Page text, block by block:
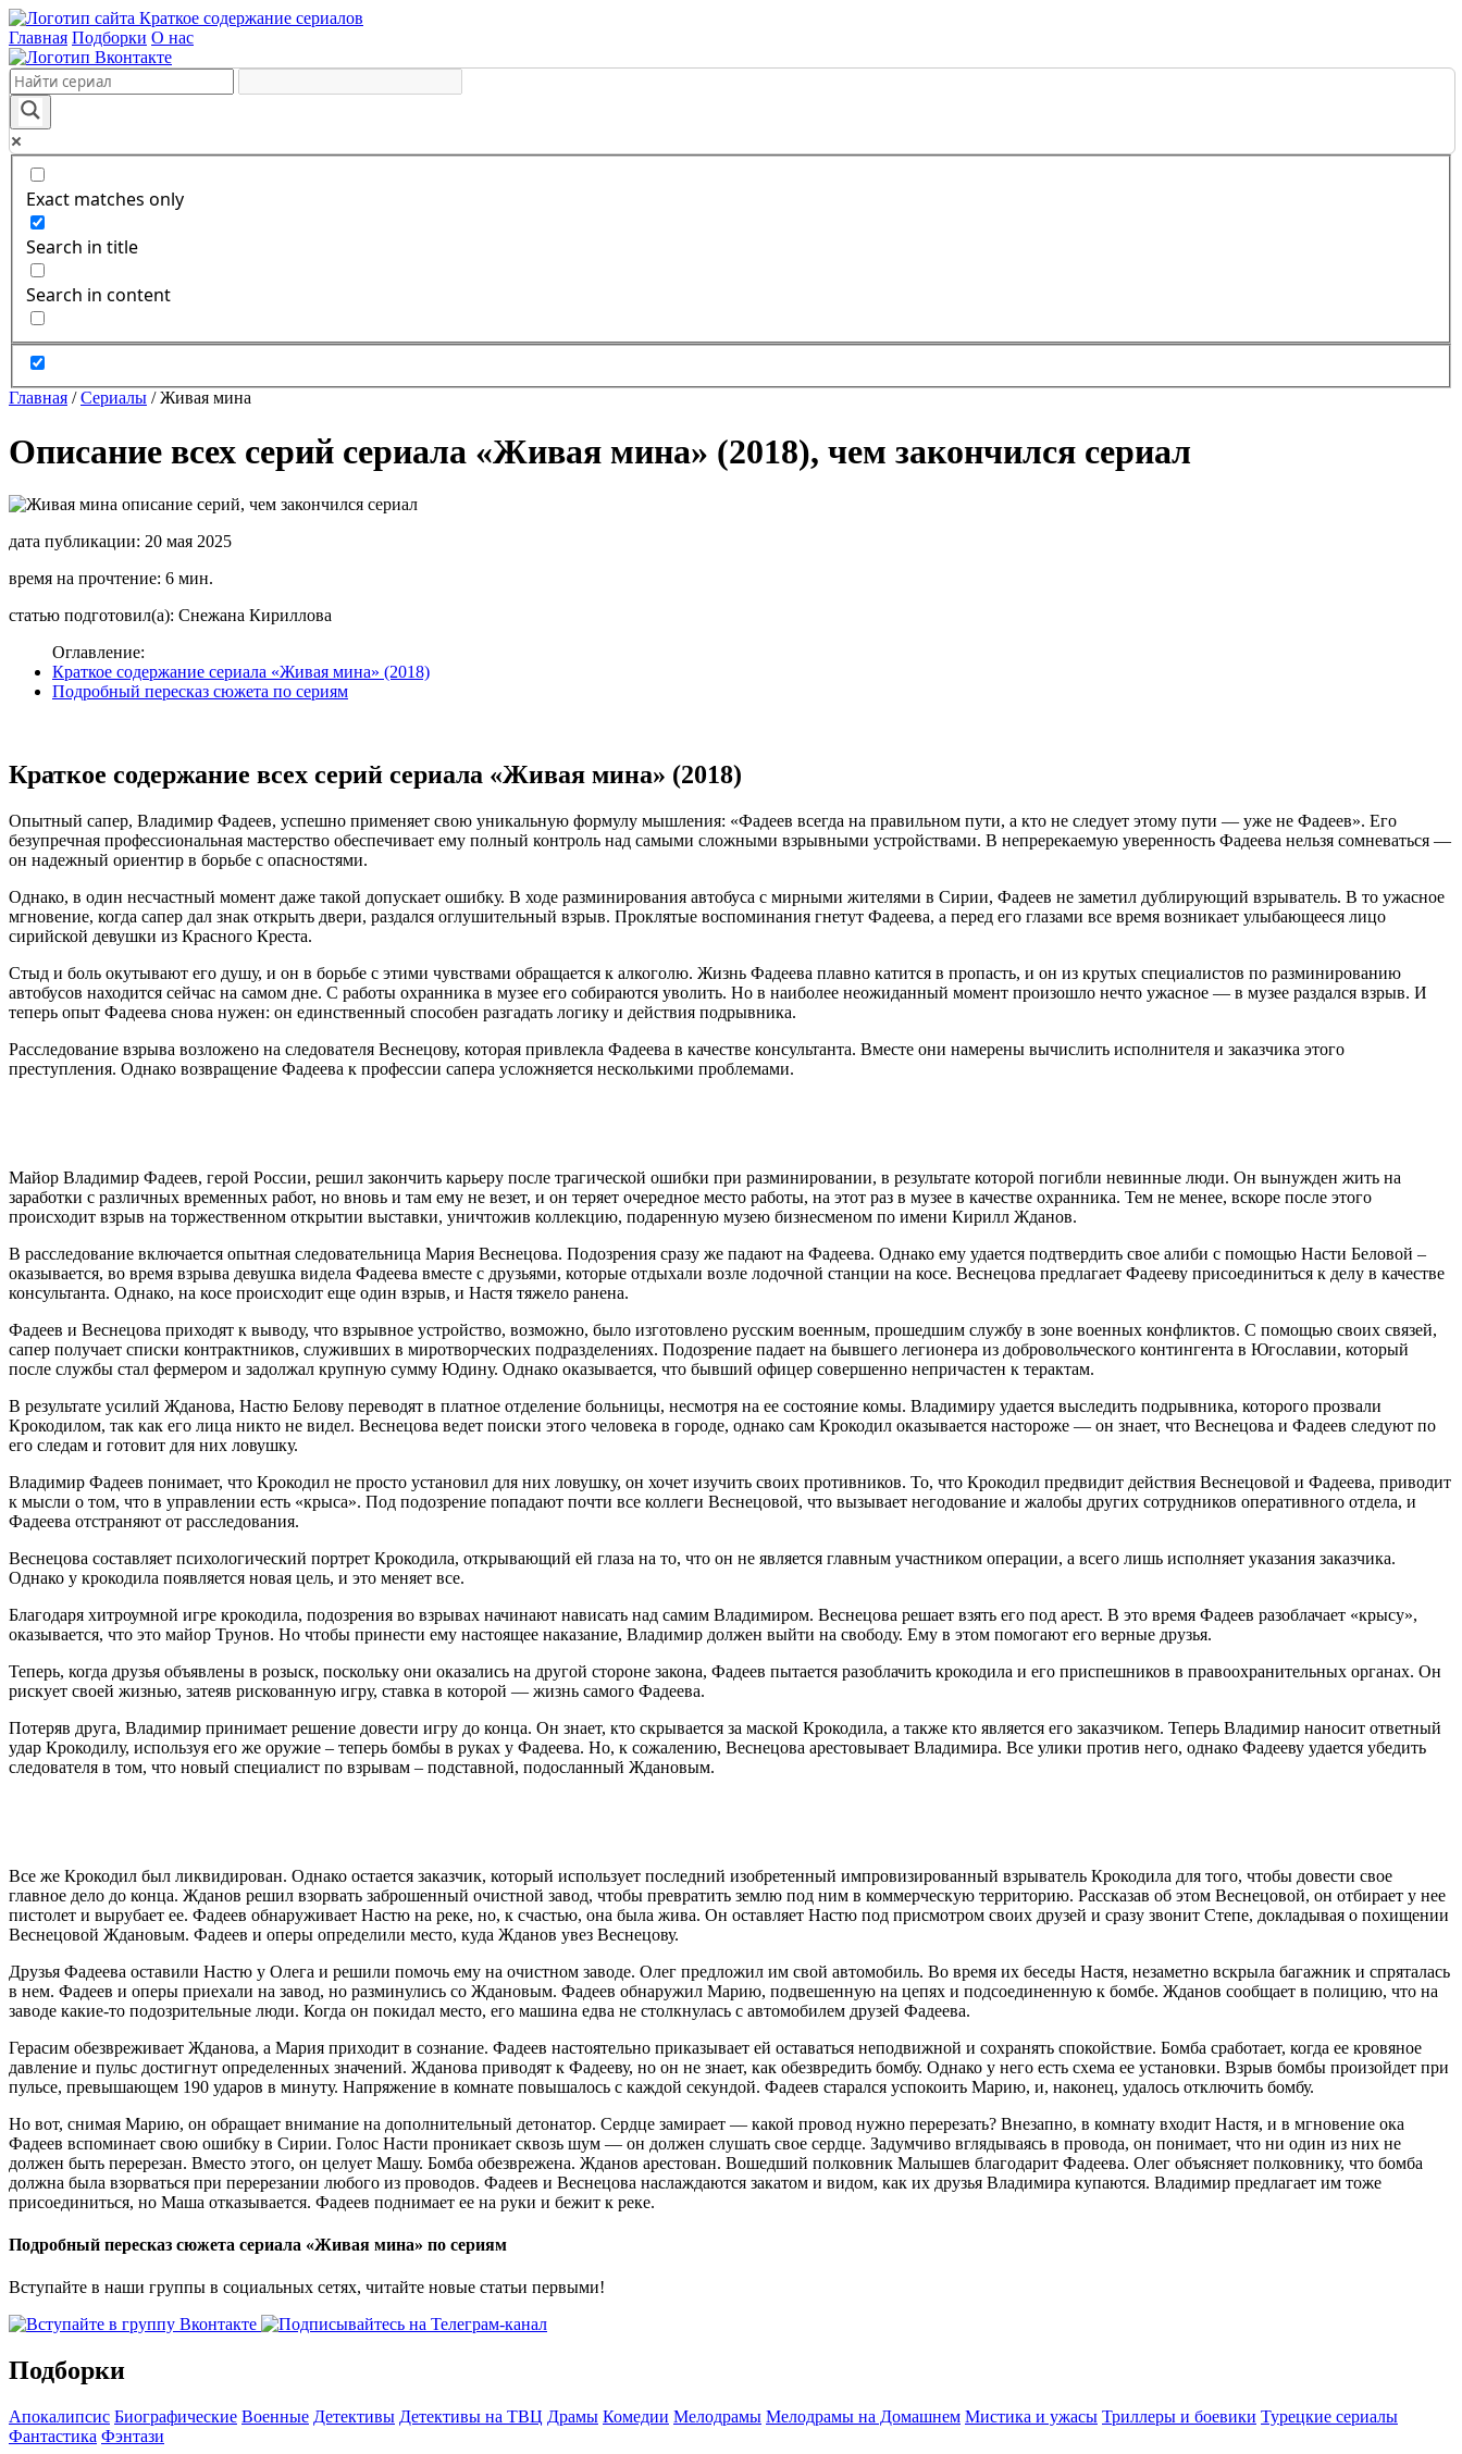
Краткое содержание сериалов
Главная Подборки О нас
Exact matches only
Search in title
Search in content
Главная /Сериалы /Живая мина
Описание всех серий сериала «Живая мина» (2018), чем закончился сериал
дата публикации: 20 мая 2025
время на прочтение: 6 мин.
статью подготовил(а): Снежана Кириллова
Оглавление:
Краткое содержание сериала «Живая мина» (2018)
Подробный пересказ сюжета по сериям
Краткое содержание всех серий сериала «Живая мина» (2018)
Опытный сапер, Владимир Фадеев, успешно применяет свою уникальную формулу мышления: «Фадеев всегда на правильном пути, а кто не следует этому пути — уже не Фадеев». Его
безупречная профессиональная мастерство обеспечивает ему полный контроль над самыми сложными взрывными устройствами. В непререкаемую уверенность Фадеева нельзя сомневаться —
он надежный ориентир в борьбе с опасностями.
Однако, в один несчастный момент даже такой допускает ошибку. В ходе разминирования автобуса с мирными жителями в Сирии, Фадеев не заметил дублирующий взрыватель. В то ужасное
мгновение, когда сапер дал знак открыть двери, раздался оглушительный взрыв. Проклятые воспоминания гнетут Фадеева, а перед его глазами все время возникает улыбающееся лицо
сирийской девушки из Красного Креста.
Стыд и боль окутывают его душу, и он в борьбе с этими чувствами обращается к алкоголю. Жизнь Фадеева плавно катится в пропасть, и он из крутых специалистов по разминированию
автобусов находится сейчас на самом дне. С работы охранника в музее его собираются уволить. Но в наиболее неожиданный момент произошло нечто ужасное — в музее раздался взрыв. И
теперь опыт Фадеева снова нужен: он единственный способен разгадать логику и действия подрывника.
Расследование взрыва возложено на следователя Веснецову, которая привлекла Фадеева в качестве консультанта. Вместе они намерены вычислить исполнителя и заказчика этого
преступления. Однако возвращение Фадеева к профессии сапера усложняется несколькими проблемами.
Майор Владимир Фадеев, герой России, решил закончить карьеру после трагической ошибки при разминировании, в результате которой погибли невинные люди. Он вынужден жить на
заработки с различных временных работ, но вновь и там ему не везет, и он теряет очередное место работы, на этот раз в музее в качестве охранника. Тем не менее, вскоре после этого
происходит взрыв на торжественном открытии выставки, уничтожив коллекцию, подаренную музею бизнесменом по имени Кирилл Жданов.
В расследование включается опытная следовательница Мария Веснецова. Подозрения сразу же падают на Фадеева. Однако ему удается подтвердить свое алиби с помощью Насти Беловой –
оказывается, во время взрыва девушка видела Фадеева вместе с друзьями, которые отдыхали возле лодочной станции на косе. Веснецова предлагает Фадееву присоединиться к делу в качестве
консультанта. Однако, на косе происходит еще один взрыв, и Настя тяжело ранена.
Фадеев и Веснецова приходят к выводу, что взрывное устройство, возможно, было изготовлено русским военным, прошедшим службу в зоне военных конфликтов. С помощью своих связей,
сапер получает списки контрактников, служивших в миротворческих подразделениях. Подозрение падает на бывшего легионера из добровольческого контингента в Югославии, который
после службы стал фермером и задолжал крупную сумму Юдину. Однако оказывается, что бывший офицер совершенно непричастен к терактам.
В результате усилий Жданова, Настю Белову переводят в платное отделение больницы, несмотря на ее состояние комы. Владимиру удается выследить подрывника, которого прозвали
Крокодилом, так как его лица никто не видел. Веснецова ведет поиски этого человека в городе, однако сам Крокодил оказывается настороже — он знает, что Веснецова и Фадеев следуют по
его следам и готовит для них ловушку.
Владимир Фадеев понимает, что Крокодил не просто установил для них ловушку, он хочет изучить своих противников. То, что Крокодил предвидит действия Веснецовой и Фадеева, приводит
к мысли о том, что в управлении есть «крыса». Под подозрение попадают почти все коллеги Веснецовой, что вызывает негодование и жалобы других сотрудников оперативного отдела, и
Фадеева отстраняют от расследования.
Веснецова составляет психологический портрет Крокодила, открывающий ей глаза на то, что он не является главным участником операции, а всего лишь исполняет указания заказчика.
Однако у крокодила появляется новая цель, и это меняет все.
Благодаря хитроумной игре крокодила, подозрения во взрывах начинают нависать над самим Владимиром. Веснецова решает взять его под арест. В это время Фадеев разоблачает «крысу»,
оказывается, что это майор Трунов. Но чтобы принести ему настоящее наказание, Владимир должен выйти на свободу. Ему в этом помогают его верные друзья.
Теперь, когда друзья объявлены в розыск, поскольку они оказались на другой стороне закона, Фадеев пытается разоблачить крокодила и его приспешников в правоохранительных органах. Он
рискует своей жизнью, затеяв рискованную игру, ставка в которой — жизнь самого Фадеева.
Потеряв друга, Владимир принимает решение довести игру до конца. Он знает, кто скрывается за маской Крокодила, а также кто является его заказчиком. Теперь Владимир наносит ответный
удар Крокодилу, используя его же оружие – теперь бомбы в руках у Фадеева. Но, к сожалению, Веснецова арестовывает Владимира. Все улики против него, однако Фадееву удается убедить
следователя в том, что новый специалист по взрывам – подставной, подосланный Ждановым.
Все же Крокодил был ликвидирован. Однако остается заказчик, который использует последний изобретенный импровизированный взрыватель Крокодила для того, чтобы довести свое
главное дело до конца. Жданов решил взорвать заброшенный очистной завод, чтобы превратить землю под ним в коммерческую территорию. Рассказав об этом Веснецовой, он отбирает у нее
пистолет и вырубает ее. Фадеев обнаруживает Настю на реке, но, к счастью, она была жива. Он оставляет Настю под присмотром своих друзей и сразу звонит Степе, докладывая о похищении
Веснецовой Ждановым. Фадеев и оперы определили место, куда Жданов увез Веснецову.
Друзья Фадеева оставили Настю у Олега и решили помочь ему на очистном заводе. Олег предложил им свой автомобиль. Во время их беседы Настя, незаметно вскрыла багажник и спряталась
в нем. Фадеев и оперы приехали на завод, но разминулись со Ждановым. Фадеев обнаружил Марию, подвешенную на цепях и подсоединенную к бомбе. Жданов сообщает в полицию, что на
заводе какие-то подозрительные люди. Когда он покидал место, его машина едва не столкнулась с автомобилем друзей Фадеева.
Герасим обезвреживает Жданова, а Мария приходит в сознание. Фадеев настоятельно приказывает ей оставаться неподвижной и сохранять спокойствие. Бомба сработает, когда ее кровяное
давление и пульс достигнут определенных значений. Жданова приводят к Фадееву, но он не знает, как обезвредить бомбу. Однако у него есть схема ее установки. Взрыв бомбы произойдет при
пульсе, превышающем 190 ударов в минуту. Напряжение в комнате повышалось с каждой секундой. Фадеев старался успокоить Марию, и, наконец, удалось отключить бомбу.
Но вот, снимая Марию, он обращает внимание на дополнительный детонатор. Сердце замирает — какой провод нужно перерезать? Внезапно, в комнату входит Настя, и в мгновение ока
Фадеев вспоминает свою ошибку в Сирии. Голос Насти проникает сквозь шум — он должен слушать свое сердце. Задумчиво вглядываясь в провода, он понимает, что ни один из них не
должен быть перерезан. Вместо этого, он целует Машу. Бомба обезврежена. Жданов арестован. Вошедший полковник Малышев благодарит Фадеева. Олег объясняет полковнику, что бомба
должна была взорваться при перерезании любого из проводов. Фадеев и Веснецова наслаждаются закатом и видом, как их друзья Владимира купаются. Владимир предлагает им тоже
присоединиться, но Маша отказывается. Фадеев поднимает ее на руки и бежит к реке.
Подробный пересказ сюжета сериала «Живая мина» по сериям
Вступайте в наши группы в социальных сетях, читайте новые статьи первыми!
Подборки
Апокалипсис Биографические Военные Детективы Детективы на ТВЦ Драмы Комедии Мелодрамы Мелодрамы на Домашнем Мистика и ужасы Триллеры и боевики Турецкие сериалы
Фантастика Фэнтази